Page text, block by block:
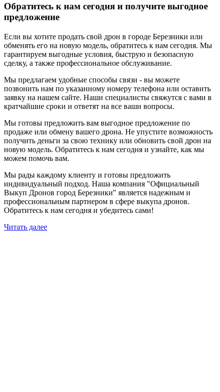
Обратитесь к нам сегодня и получите выгодное
предложение
Если вы хотите продать свой дрон в городе Березники или
обменять его на новую модель, обратитесь к нам сегодня. Мы
гарантируем выгодные условия, быструю и безопасную
сделку, а также профессиональное обслуживание.
Мы предлагаем удобные способы связи - вы можете
позвонить нам по указанному номеру телефона или оставить
заявку на нашем сайте. Наши специалисты свяжутся с вами в
кратчайшие сроки и ответят на все ваши вопросы.
Мы готовы предложить вам выгодное предложение по
продаже или обмену вашего дрона. Не упустите возможность
получить деньги за свою технику или обновить свой дрон на
новую модель. Обратитесь к нам сегодня и узнайте, как мы
можем помочь вам.
Мы рады каждому клиенту и готовы предложить
индивидуальный подход. Наша компания "Официальный
Выкуп Дронов город Березники" является надежным и
профессиональным партнером в сфере выкупа дронов.
Обратитесь к нам сегодня и убедитесь сами!
Читать далее